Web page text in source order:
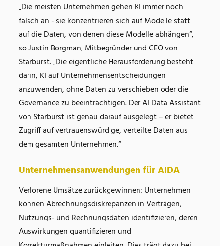
„Die meisten Unternehmen gehen KI immer noch
falsch an - sie konzentrieren sich auf Modelle statt
auf die Daten, von denen diese Modelle abhängen“,
so Justin Borgman, Mitbegründer und CEO von
Starburst. „Die eigentliche Herausforderung besteht
darin, KI auf Unternehmensentscheidungen
anzuwenden, ohne Daten zu verschieben oder die
Governance zu beeinträchtigen. Der AI Data Assistant
von Starburst ist genau darauf ausgelegt – er bietet
Zugriff auf vertrauenswürdige, verteilte Daten aus
dem gesamten Unternehmen.“
Unternehmensanwendungen für AIDA
Verlorene Umsätze zurückgewinnen: Unternehmen
können Abrechnungsdiskrepanzen in Verträgen,
Nutzungs- und Rechnungsdaten identifizieren, deren
Auswirkungen quantifizieren und